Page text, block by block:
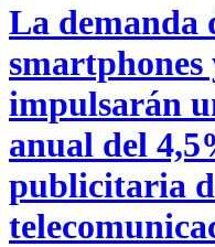
La demanda
smartphones
impulsarán
anual del
publicitaria